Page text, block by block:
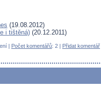
(19.08.2012)
i tištěná) (20.12.2011)
| Počet komentářů: 2 | Přidat komentář